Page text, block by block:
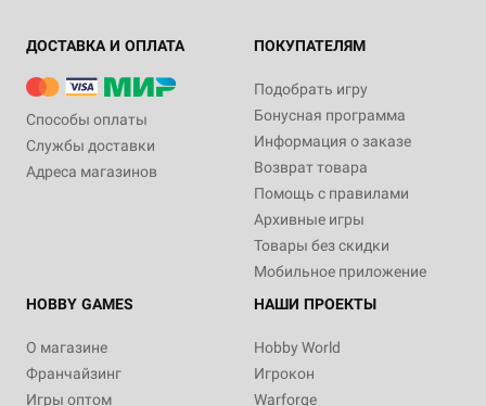
ДОСТАВКА И ОПЛАТА
Способы оплаты
Службы доставки
Адреса магазинов
ПОКУПАТЕЛЯМ
Подобрать игру
Бонусная программа
Информация о заказе
Возврат товара
Помощь с правилами
Архивные игры
Товары без скидки
Мобильное приложение
HOBBY GAMES
О магазине
Франчайзинг
Игры оптом
НАШИ ПРОЕКТЫ
Hobby World
Игрокон
Warforge